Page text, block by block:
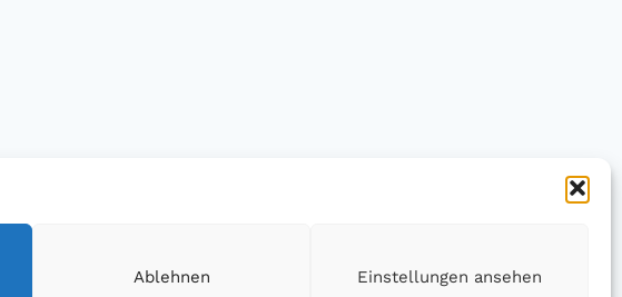
Ablehnen Einstellungen ansehen